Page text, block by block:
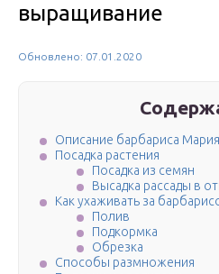
выращивание
Обновлено: 07.01.2020
Описание барбариса Мария
Посадка растения
Посадка из семян
Высадка рассады в
Как ухаживать за
Полив
Подкормка
Обрезка
Способы размножения